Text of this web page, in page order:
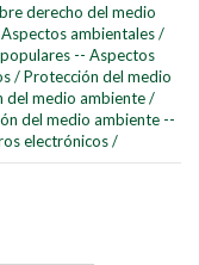
derecho del medio
Aspectos ambientales /
-- Aspectos
/Protección del medio
del medio ambiente/
del medio ambiente --
electrónicos /